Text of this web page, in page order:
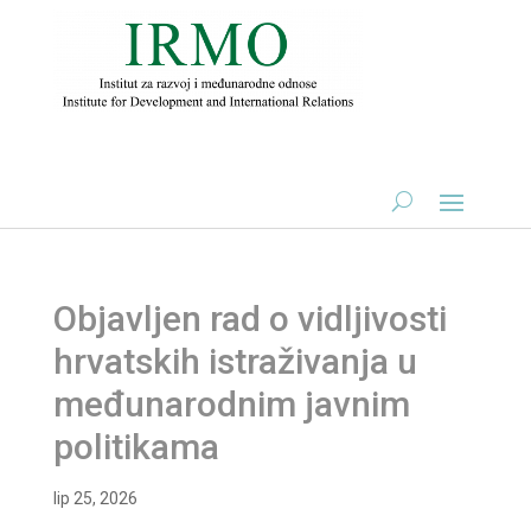
Objavljen rad o vidljivosti
hrvatskih istraživanja u
međunarodnim javnim
politikama
lip 25, 2026